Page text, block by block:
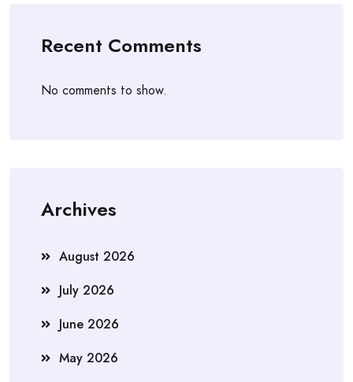
Recent Comments
No comments to show.
Archives
August 2026
July 2026
June 2026
May 2026